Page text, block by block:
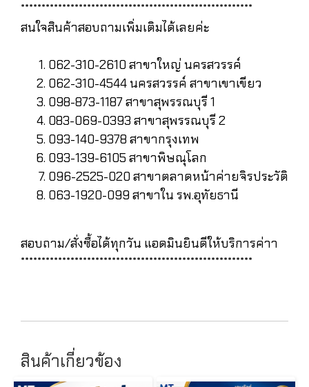
********************************************************
สนใจสินค้าสอบถามเพิ่มเติมได้เลยค่ะ
062-310-2610 สาขาใหญ่ นครสวรรค์
062-310-4544 นครสวรรค์ สาขาเขาเขียว
098-873-1187 สาขาสุพรรณบุรี 1
083-069-0393 สาขาสุพรรณบุรี 2
093-140-9378 สาขากรุงเทพ
093-139-6105 สาขาพิษณุโลก
096-2525-020 สาขาตลาดหน้าค่ายจิรประวัติ
063-1920-099 สาขาใน รพ.อุทัยธานี
สอบถาม/สั่งซื้อได้ทุกวัน แอดมินยินดีให้บริการค่าา
********************************************************
สินค้าเกี่ยวข้อง